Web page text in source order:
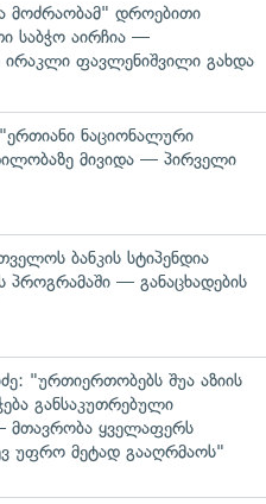
მოძრაობამ" დროებითი
საბჭო აირჩია —
ფავლენიშვილი გახდა
ნაციონალური
მივიდა — პირველი
ბანკის სტიპენდია
პროგრამაში — განაცხადების
"ურთიერთობებს შუა აზიის
განსაკუთრებული
მთავრობა ყველაფერს
უფრო მეტად გააღრმაოს"